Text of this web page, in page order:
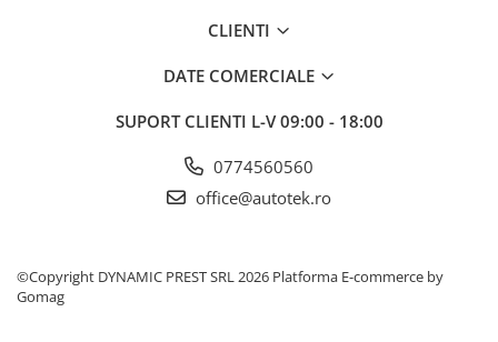
CLIENTI
DATE COMERCIALE
SUPORT CLIENTI L-V 09:00 - 18:00
0774560560
office@autotek.ro
©Copyright DYNAMIC PREST SRL 2026 Platforma E-commerce by
Gomag